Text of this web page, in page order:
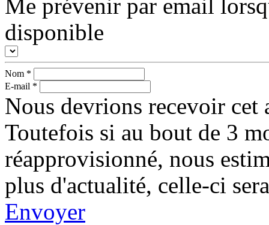
Me prévenir par email
disponible
Nom *
E-mail *
Nous devrions recevoir cet
Toutefois si au bout de 3
réapprovisionné, nous
plus d'actualité, celle-ci
Envoyer